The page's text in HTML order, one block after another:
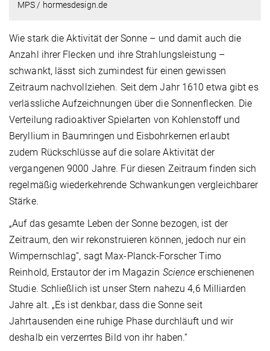
MPS / hormesdesign.de
Wie stark die Aktivität der Sonne – und damit auch die
Anzahl ihrer Flecken und ihre Strahlungsleistung –
schwankt, lässt sich zumindest für einen gewissen
Zeitraum nachvollziehen. Seit dem Jahr 1610 etwa gibt es
verlässliche Aufzeichnungen über die Sonnenflecken. Die
Verteilung radioaktiver Spielarten von Kohlenstoff und
Beryllium in Baumringen und Eisbohrkernen erlaubt
zudem Rückschlüsse auf die solare Aktivität der
vergangenen 9000 Jahre. Für diesen Zeitraum finden sich
regelmäßig wiederkehrende Schwankungen vergleichbarer
Stärke.
„Auf das gesamte Leben der Sonne bezogen, ist der
Zeitraum, den wir rekonstruieren können, jedoch nur ein
Wimpernschlag“, sagt Max-Planck-Forscher Timo
Reinhold, Erstautor der im Magazin Science erschienenen
Studie. Schließlich ist unser Stern nahezu 4,6 Milliarden
Jahre alt. „Es ist denkbar, dass die Sonne seit
Jahrtausenden eine ruhige Phase durchläuft und wir
deshalb ein verzerrtes Bild von ihr haben.“